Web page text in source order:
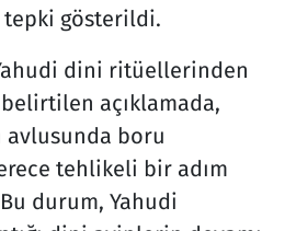
tepki gösterildi.
dini ritüellerinden
açıklamada,
avlusunda boru
tehlikeli bir adım
durum, Yahudi